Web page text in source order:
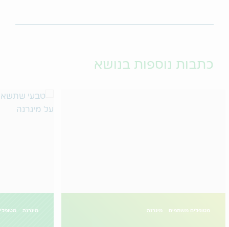
כתבות נוספות בנושא
מטופלים משתפים מיגרנה מיגרנה